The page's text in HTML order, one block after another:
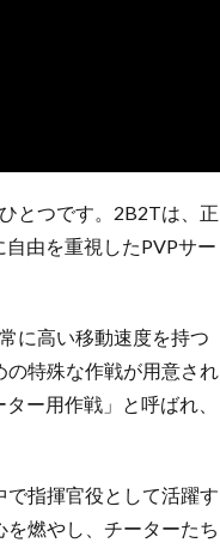
とつです。2B2Tは、正
由を重視したPVPサー
に高い移動速度を持つ
特殊な作戦が用意され
ー用作戦」と呼ばれ、
指揮官役として活躍す
燃やし、チーターたち